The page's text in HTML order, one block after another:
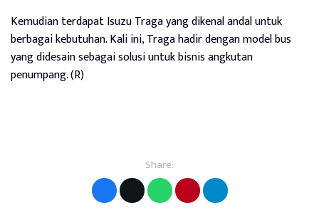
Kemudian terdapat Isuzu Traga yang dikenal andal untuk
berbagai kebutuhan. Kali ini, Traga hadir dengan model bus
yang didesain sebagai solusi untuk bisnis angkutan
penumpang. (R)
Share: